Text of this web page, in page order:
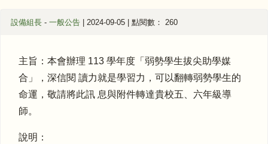
設備組長 - 一般公告 | 2024-09-05 | 點閱數： 260
主旨：本會辦理 113 學年度「弱勢學生拔尖助學媒
合」，深信閱 讀力就是學習力，可以翻轉弱勢學生的
命運，敬請將此訊 息與附件轉達貴校五、六年級導
師。
說明：